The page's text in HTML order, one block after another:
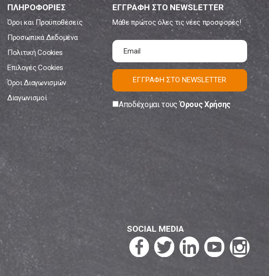
ΠΛΗΡΟΦΟΡΙΕΣ
Όροι και Προϋποθέσεις
Προσωπικά Δεδομένα
Πολιτική Cookies
Επιλογές Cookies
Όροι Διαγωνισμών
Διαγωνισμοί
ΕΓΓΡΑΦΗ ΣΤΟ NEWSLETTER
Μάθε πρώτος όλες τις νέες προσφορές!
ΕΓΓΡΑΦΗ ΣΤΟ NEWSLETTER
Αποδέχομαι τουςΌρους Χρήσης
SOCIAL MEDIA